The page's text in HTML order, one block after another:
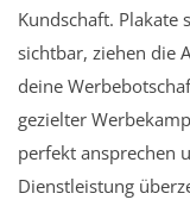
Kundschaft. Plakate
sichtbar, ziehen die
deine
gezielter
perfekt ansprechen
Dienstleistung